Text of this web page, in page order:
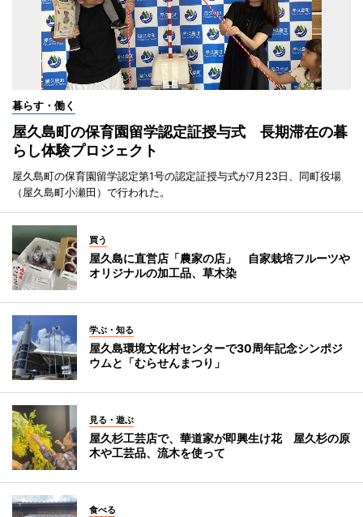
暮らす・働く
屋久島町の保育園留学認定証授与式 長期滞在の暮
らし体験プロジェクト
屋久島町の保育園留学認定第1号の認定証授与式が7月23日、同町役場
（屋久島町小瀬田）で行われた。
買う
屋久島に直営店「農家の店」 自家栽培フルーツや
オリジナルの加工品、草木染
学ぶ・知る
屋久島環境文化村センターで30周年記念シンポジ
ウムと「むらせんまつり」
見る・遊ぶ
屋久杉工芸店で、華道家が即興生け花 屋久杉の原
木や工芸品、流木を使って
食べる